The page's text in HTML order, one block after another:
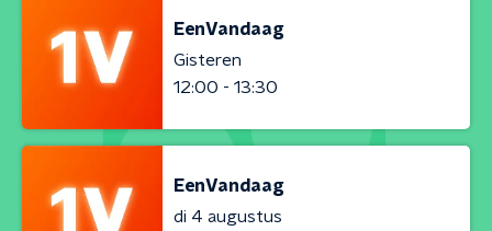
EenVandaag
Gisteren
12:00 - 13:30
EenVandaag
di 4 augustus